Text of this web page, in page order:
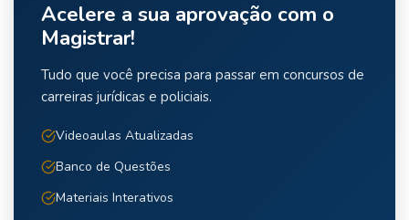
Acelere a sua aprovação com o
Magistrar!
Tudo que você precisa para passar em concursos de
carreiras jurídicas e policiais.
Videoaulas Atualizadas
Banco de Questões
Materiais Interativos